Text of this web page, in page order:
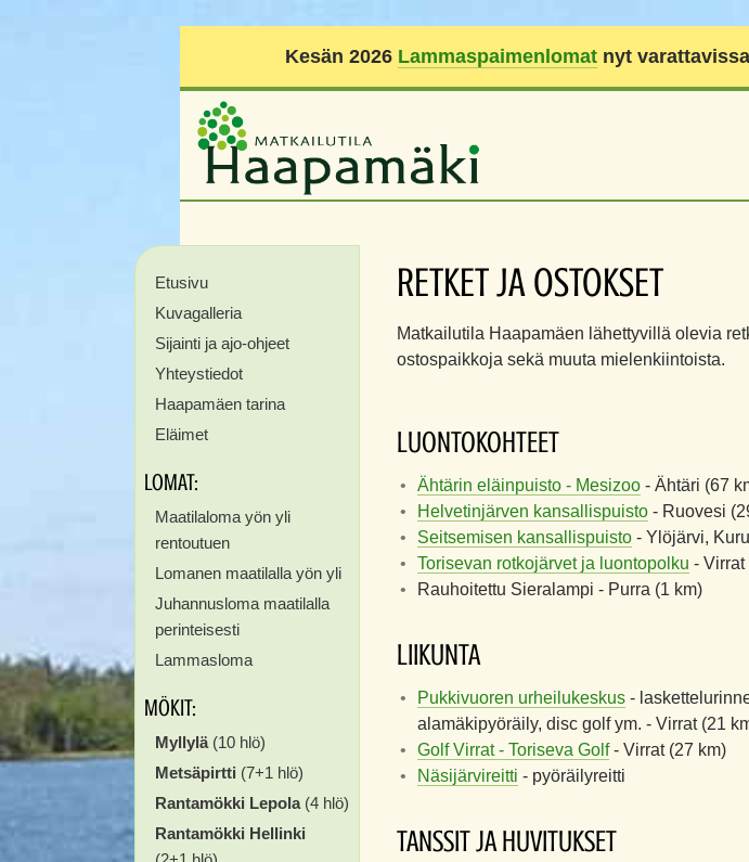
Kesän 2026 Lammaspaimenlomat nyt
Etusivu
Kuvagalleria
Sijainti ja ajo-ohjeet
Yhteystiedot
Haapamäen tarina
Eläimet
LOMAT:
Maatilaloma yön yli
rentoutuen
Lomanen maatilalla yön yli
Juhannusloma maatilalla
perinteisesti
Lammasloma
MÖKIT:
Myllylä (10 hlö)
Metsäpirtti (7+1 hlö)
Rantamökki Lepola (4 hlö)
Rantamökki Hellinki
RETKET JA OSTOKSET
Matkailutila Haapamäen lähettyvillä olevia
ostospaikkoja sekä muuta mielenkiintoista.
LUONTOKOHTEET
Ähtärin eläinpuisto - Mesizoo - Ähtäri (67
Helvetinjärven kansallispuisto - Ruovesi
Seitsemisen kansallispuisto - Ylöjärvi,
Torisevan rotkojärvet ja luontopolku - Virrat
Rauhoitettu Sieralampi - Purra (1 km)
LIIKUNTA
Pukkivuoren urheilukeskus -
alamäkipyöräily, disc golf ym. - Virrat (21
Golf Virrat - Toriseva Golf- Virrat (27 km)
Näsijärvireitti - pyöräilyreitti
TANSSIT JA HUVITUKSET